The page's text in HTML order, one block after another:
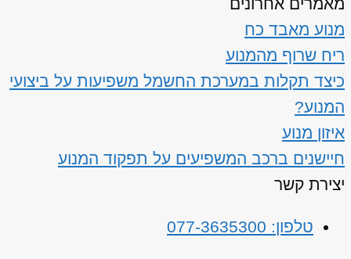
מנוע מאבד כח
ריח שרוף מהמנוע
כיצד תקלות במערכת החשמל משפיעות על ביצועי
המנוע?
איזון מנוע
חיישנים ברכב המשפיעים על תפקוד המנוע
יצירת קשר
טלפון: 077-3635300